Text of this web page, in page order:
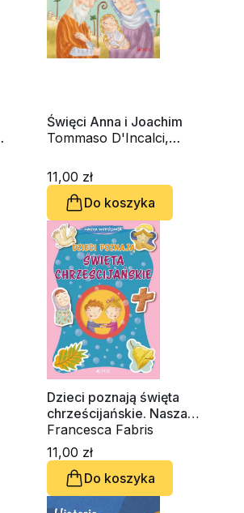
Święci Anna i Joachim
Tommaso D'Incalci,
11,00 zł
Do koszyka
Dzieci poznają święta
chrześcijańskie. Nasza
wspólnota
Francesca Fabris
11,00 zł
Do koszyka